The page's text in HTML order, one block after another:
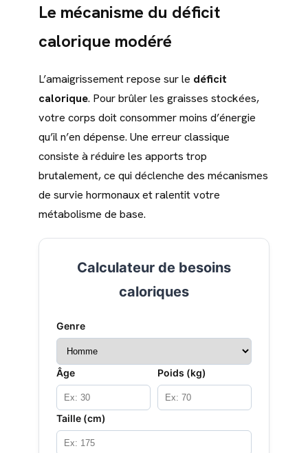
Le mécanisme du déficit
calorique modéré
L’amaigrissement repose sur le déficit
calorique. Pour brûler les graisses stockées,
votre corps doit consommer moins d’énergie
qu’il n’en dépense. Une erreur classique
consiste à réduire les apports trop
brutalement, ce qui déclenche des mécanismes
de survie hormonaux et ralentit votre
métabolisme de base.
Calculateur de besoins
caloriques
Genre
Âge Poids (kg)
Taille (cm)